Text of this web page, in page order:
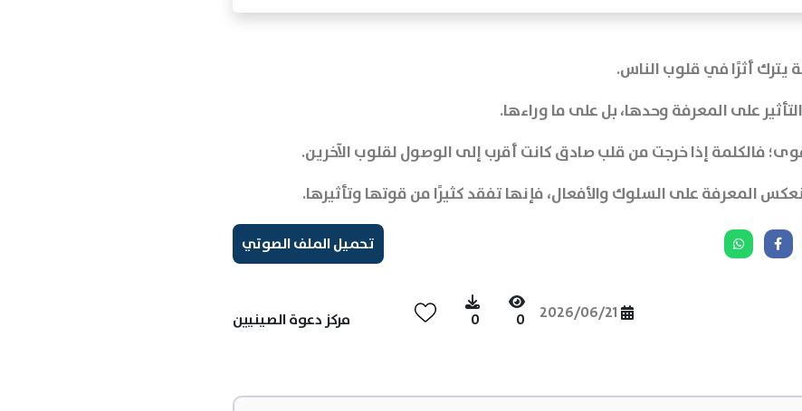
يترك أثرًا في قلوب الناس.
على المعرفة وحدها، بل على ما وراءها.
فالكلمة إذا خرجت من قلب صادق كانت أقرب إلى الوصول لقلوب الآخرين.
المعرفة على السلوك والأفعال، فإنها تفقد كثيرًا من قوتها وتأثيرها.
تحميل الملف الصوتي
2026/06/21
0
0
مركز دعوة الصينيين